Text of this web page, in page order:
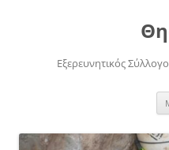
Εξερευνητικός